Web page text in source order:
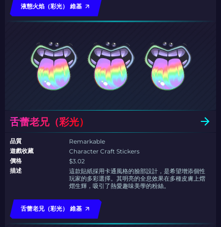
液態火焰（彩光） 維基
舌蕾老兄（彩光）
品質
Remarkable
遊戲收藏
Character Craft Stickers
價格
$3.02
描述
這款貼紙採用卡通風格的臉部設計，是希望增添個性
玩家的多彩選擇。其明亮的全息效果在多種皮膚上熠
熠生輝，吸引了熱愛趣味美學的粉絲。
舌蕾老兄（彩光） 維基